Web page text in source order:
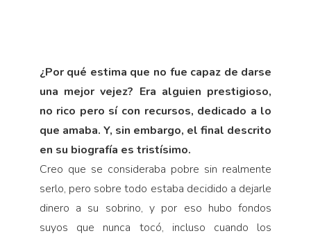
¿Por qué estima que no fue capaz de darse
una mejor vejez? Era alguien prestigioso,
no rico pero sí con recursos, dedicado a lo
que amaba. Y, sin em­bargo, el final descrito
en su biografía es tristísimo.
Creo que se consideraba pobre sin realmente
serlo, pero sobre todo estaba decidido a dejarle
dinero a su sobrino, y por eso hubo fondos
suyos que nunca tocó, incluso cuando los